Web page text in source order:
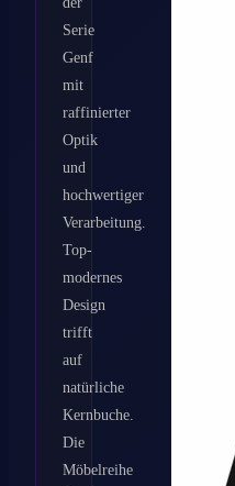
Serie
Genf
mit
raffinierter
Optik
und
hochwertiger
Verarbeitung.
Top-
modernes
Design
trifft
auf
natürliche
Kernbuche.
Die
Möbelreihe